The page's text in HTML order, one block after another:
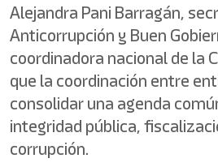
Alejandra Pani Barragán,
Anticorrupción y Buen
coordinadora nacional de la
que la coordinación entre
consolidar una agenda
integridad pública,
corrupción.